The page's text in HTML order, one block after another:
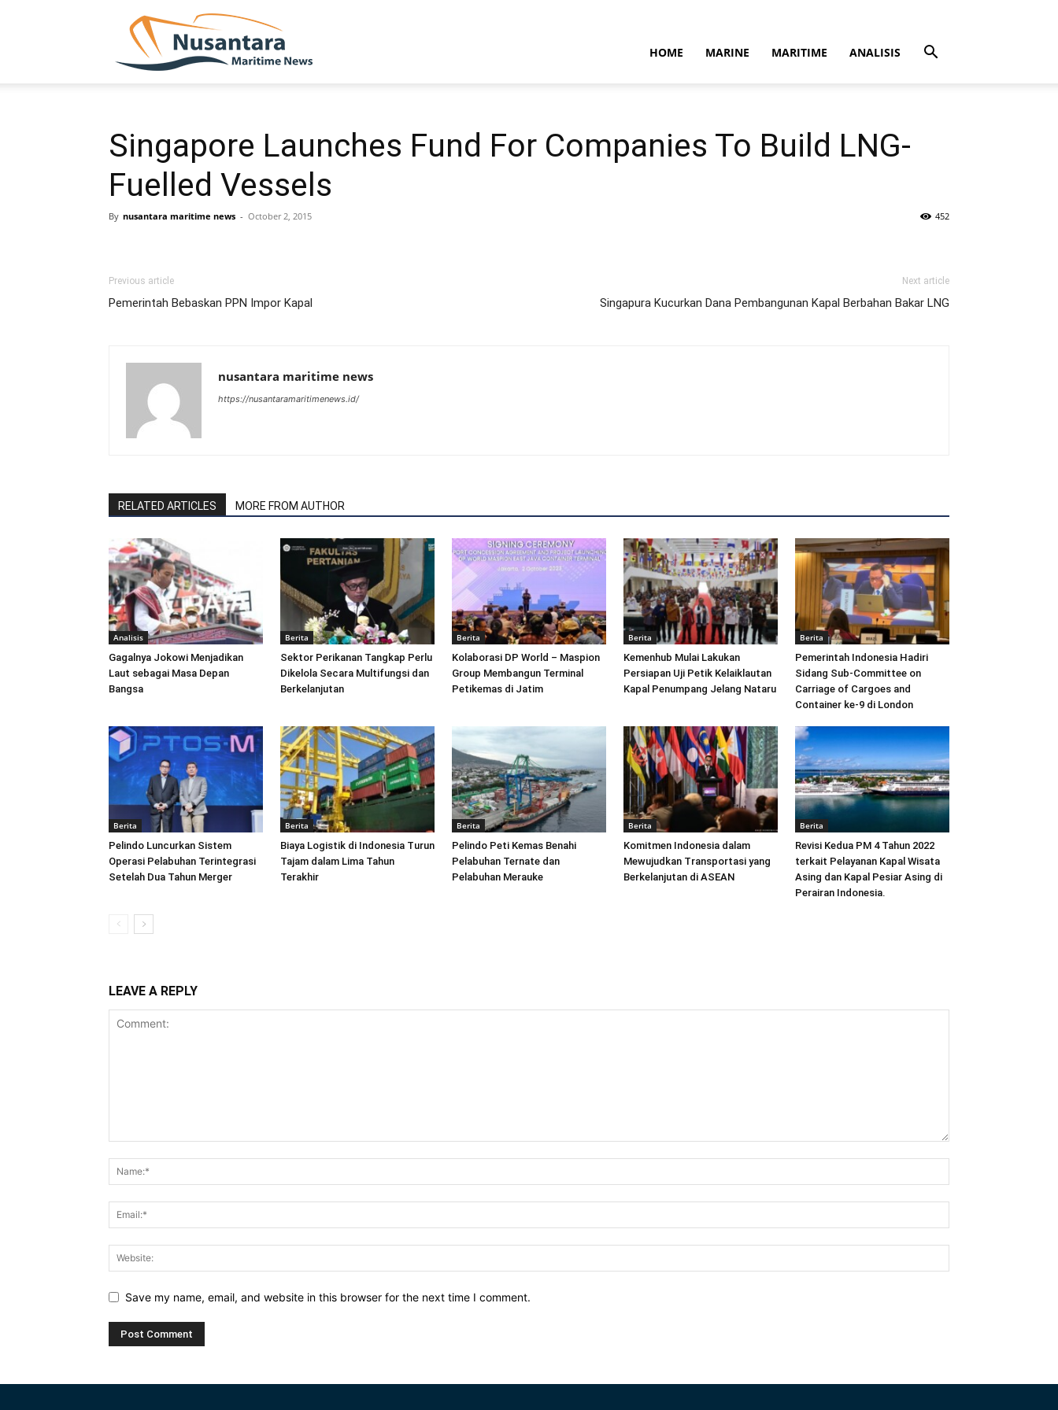
HOME MARINE MARITIME ANALISIS
Singapore Launches Fund For Companies To Build LNG-
Fuelled Vessels
By nusantara maritime news - October 2, 2015 452
Previous article
Pemerintah Bebaskan PPN Impor Kapal
Next article
Singapura Kucurkan Dana Pembangunan Kapal Berbahan Bakar LNG
nusantara maritime news
https://nusantaramaritimenews.id/
RELATED ARTICLES MORE FROM AUTHOR
Analisis
Gagalnya Jokowi Menjadikan
Laut sebagai Masa Depan
Bangsa
Berita
Sektor Perikanan Tangkap Perlu
Dikelola Secara Multifungsi dan
Berkelanjutan
Berita
Kolaborasi DP World – Maspion
Group Membangun Terminal
Petikemas di Jatim
Berita
Kemenhub Mulai Lakukan
Persiapan Uji Petik Kelaiklautan
Kapal Penumpang Jelang Nataru
Berita
Pemerintah Indonesia Hadiri
Sidang Sub-Committee on
Carriage of Cargoes and
Container ke-9 di London
Berita
Pelindo Luncurkan Sistem
Operasi Pelabuhan Terintegrasi
Setelah Dua Tahun Merger
Berita
Biaya Logistik di Indonesia Turun
Tajam dalam Lima Tahun
Terakhir
Berita
Pelindo Peti Kemas Benahi
Pelabuhan Ternate dan
Pelabuhan Merauke
Berita
Komitmen Indonesia dalam
Mewujudkan Transportasi yang
Berkelanjutan di ASEAN
Berita
Revisi Kedua PM 4 Tahun 2022
terkait Pelayanan Kapal Wisata
Asing dan Kapal Pesiar Asing di
Perairan Indonesia.
LEAVE A REPLY
Save my name, email, and website in this browser for the next time I comment.